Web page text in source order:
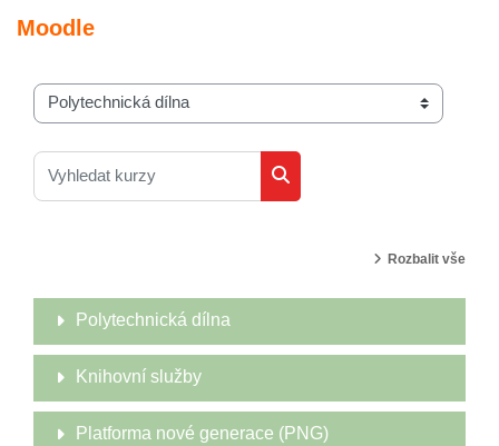
Moodle
Kategorie kurzů
Vyhledat kurzy
Vyhledat kurzy
Rozbalit vše
Polytechnická dílna
Knihovní služby
Platforma nové generace (PNG)